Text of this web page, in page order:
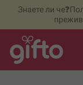
Знаете ли